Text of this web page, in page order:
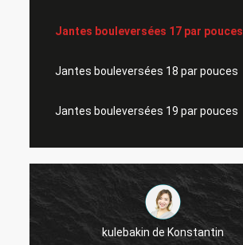
Jantes bouleversées 17 par pouces
Jantes bouleversées 18 par pouces
Jantes bouleversées 19 par pouces
kulebakin de Konstantin